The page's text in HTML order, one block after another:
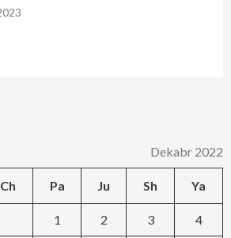
Dekabr 2022
Ch Pa Ju Sh Ya
1 2 3 4